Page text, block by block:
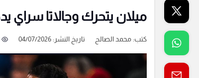
ميلان يتحرك وجالاتا
كتب:محمد الصالح تاريخ النشر: 04/07/2026